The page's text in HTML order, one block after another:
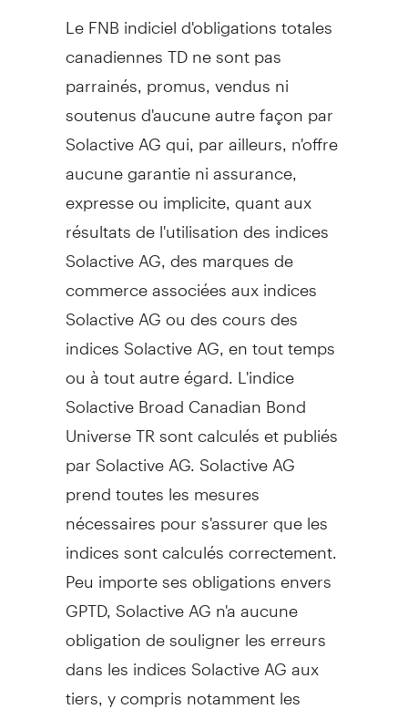
Le FNB indiciel d'obligations totales
canadiennes TD ne sont pas
parrainés, promus, vendus ni
soutenus d'aucune autre façon par
Solactive AG qui, par ailleurs, n'offre
aucune garantie ni assurance,
expresse ou implicite, quant aux
résultats de l'utilisation des indices
Solactive AG, des marques de
commerce associées aux indices
Solactive AG ou des cours des
indices Solactive AG, en tout temps
ou à tout autre égard. L'indice
Solactive Broad Canadian Bond
Universe TR sont calculés et publiés
par Solactive AG. Solactive AG
prend toutes les mesures
nécessaires pour s'assurer que les
indices sont calculés correctement.
Peu importe ses obligations envers
GPTD, Solactive AG n'a aucune
obligation de souligner les erreurs
dans les indices Solactive AG aux
tiers, y compris notamment les